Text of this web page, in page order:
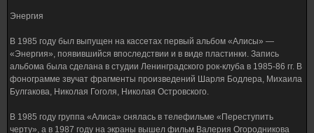
Энергия
В 1985 году был выпущен на кассетах первый альбом «Алисы» —
«Энергия», появившийся впоследствии и в виде пластинки. Запись
альбома была сделана в студии Ленинградского рок-клуба в 1985-86 гг. В
фонограмме звучат фрагменты произведений Шарля Бодлера, Михаила
Булгакова, Николая Гоголя, Николая Островского.
В 1985 году группа «Алиса» снялась в телефильме «Переступить
черту», а в 1987 году на экраны вышел фильм Валерия Огородникова